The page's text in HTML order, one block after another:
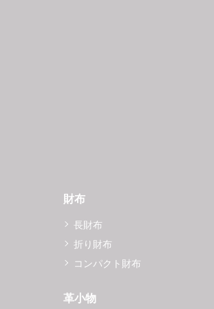
財布
長財布
折り財布
コンパクト財布
革小物